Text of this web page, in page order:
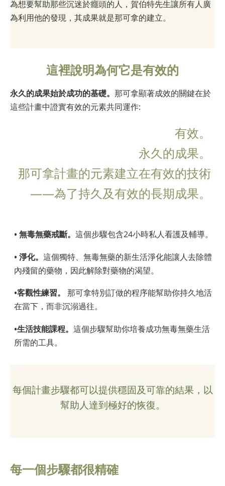
為想要幫助那些沉迷於癮頭的人，賀伯特先生讓所有人廣
為利用他的發現，其成果就是那可拿的建立。
這裡說明為何它是有效的
永久的成果始於成功的基礎。 那可拿顯著成效的關鍵在於
這些計畫中證實有效的元素共同運作:
有效。
永久的成果。
那可拿計畫的元素建立在有效的技術
——為了持久及有效的長期成果。
• 無毒無藥戒斷。這個步驟包含24小時私人看護及輔導。
• 淨化。這個獨特、無毒無藥的新生活淨化能讓人去除體
內殘留的藥物，因此解除對藥物的渴望。
•客觀性練習。
那可拿特別訂做的程序能幫助你持久地活
在當下，而非沉溺過往。
•生活技能課程。這個步驟幫助你培養成功無毒無藥生活
所需的工具。
每個計畫步驟都可以提供穩固及可靠的結果，以
幫助人達到極好的恢復。
每一個步驟都很精確